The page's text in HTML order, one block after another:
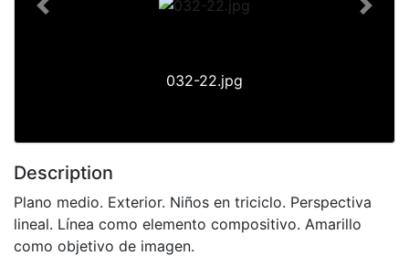
032-22.jpg
Previous Next
Description
Plano medio. Exterior. Niños en triciclo. Perspectiva
lineal. Línea como elemento compositivo. Amarillo
como objetivo de imagen.